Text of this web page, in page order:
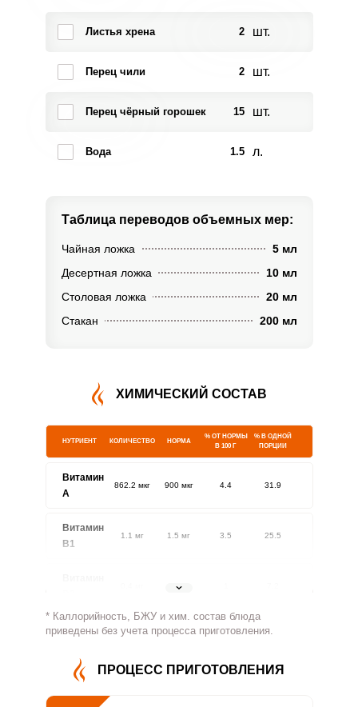
Листья хрена 2 шт.
Перец чили 2 шт.
Перец чёрный горошек 15 шт.
Вода 1.5 л.
Таблица переводов объемных мер:
Чайная ложка
5 мл
Десертная ложка
10 мл
Столовая ложка
20 мл
Стакан
200 мл
ХИМИЧЕСКИЙ СОСТАВ
НУТРИЕНТ КОЛИЧЕСТВО НОРМА
% ОТ НОРМЫ
В 100 Г
% В ОДНОЙ
ПОРЦИИ
Витамин
A
862.2 мкг 900 мкг 4.4 31.9
Витамин
В1
1.1 мг 1.5 мг 3.5 25.5
1.8 мг
Витамин
101.1 мг 500 мг 0.9 6.7
Витамин
В5
* Каллорийность, БЖУ и хим. состав блюда
приведены без учета процесса приготовления.
ПРОЦЕСС ПРИГОТОВЛЕНИЯ